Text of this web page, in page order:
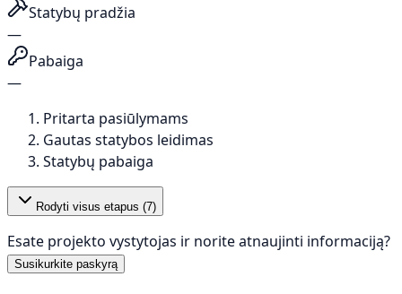
Statybų pradžia
—
Pabaiga
—
Pritarta pasiūlymams
Gautas statybos leidimas
Statybų pabaiga
Rodyti visus etapus (7)
Esate projekto vystytojas ir norite atnaujinti informaciją?
Susikurkite paskyrą